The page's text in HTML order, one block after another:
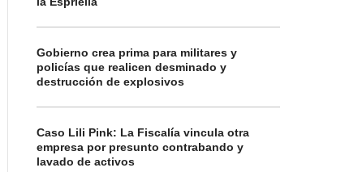
Gobierno crea prima para militares y
policías que realicen desminado y
destrucción de explosivos
Caso Lili Pink: La Fiscalía vincula otra
empresa por presunto contrabando y
lavado de activos